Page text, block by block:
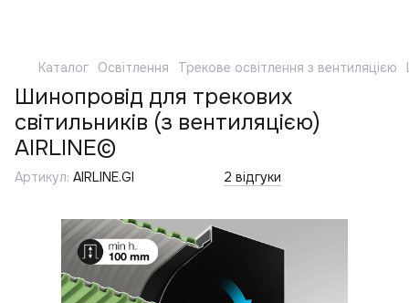
Каталог Освітлення Трекове освітлення з вентиляцією
Шинопровід для трекових
світильників (з вентиляцією)
AIRLINE©
Артикул: AIRLINE.GI 2 відгуки